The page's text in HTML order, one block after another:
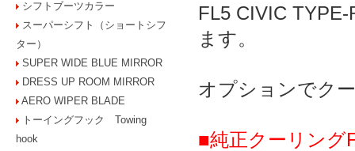
シフトブーツカラー
スーパーシフト（ショートシフ
ター）
SUPER WIDE BLUE MIRROR
DRESS UP ROOM MIRROR
AERO WIPER BLADE
トーイングフック Towing
hook
FL5 CIVIC
ます。
オプションでク
■純正クーリン